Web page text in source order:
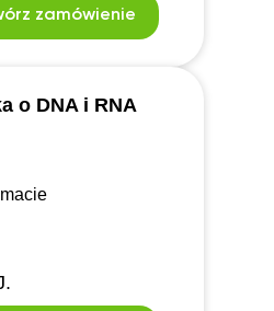
zamówienie
o DNA i RNA